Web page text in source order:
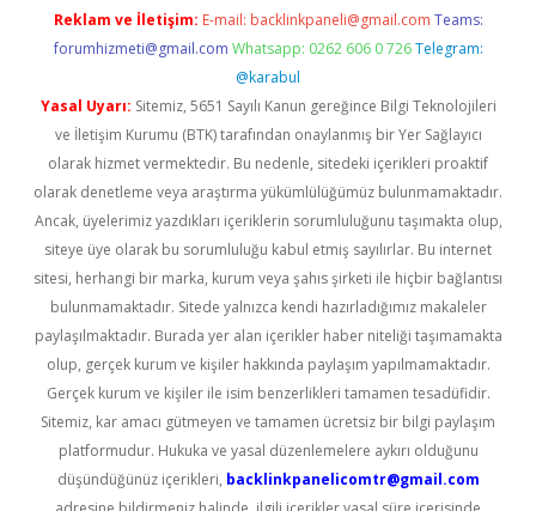
Reklam ve İletişim: E-mail: backlinkpaneli@gmail.com Teams:
forumhizmeti@gmail.com Whatsapp: 0262 606 0 726 Telegram:
@karabul
Yasal Uyarı: Sitemiz, 5651 Sayılı Kanun gereğince Bilgi Teknolojileri
ve İletişim Kurumu (BTK) tarafından onaylanmış bir Yer Sağlayıcı
olarak hizmet vermektedir. Bu nedenle, sitedeki içerikleri proaktif
olarak denetleme veya araştırma yükümlülüğümüz bulunmamaktadır.
Ancak, üyelerimiz yazdıkları içeriklerin sorumluluğunu taşımakta olup,
siteye üye olarak bu sorumluluğu kabul etmiş sayılırlar. Bu internet
sitesi, herhangi bir marka, kurum veya şahıs şirketi ile hiçbir bağlantısı
bulunmamaktadır. Sitede yalnızca kendi hazırladığımız makaleler
paylaşılmaktadır. Burada yer alan içerikler haber niteliği taşımamakta
olup, gerçek kurum ve kişiler hakkında paylaşım yapılmamaktadır.
Gerçek kurum ve kişiler ile isim benzerlikleri tamamen tesadüfidir.
Sitemiz, kar amacı gütmeyen ve tamamen ücretsiz bir bilgi paylaşım
platformudur. Hukuka ve yasal düzenlemelere aykırı olduğunu
düşündüğünüz içerikleri, backlinkpanelicomtr@gmail.com